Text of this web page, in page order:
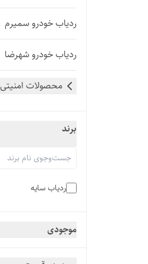
ردیاب خودرو سمیرم
ردیاب خودرو شهرضا
محصولات امنیتی
برند
ردیاب سایه
موجودی